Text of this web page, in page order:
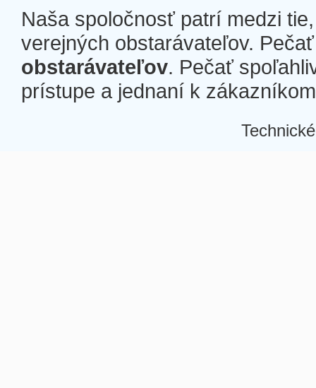
Naša spoločnosť patrí medzi
verejných obstarávateľov.
obstarávateľov. Pečať
prístupe a jednaní k